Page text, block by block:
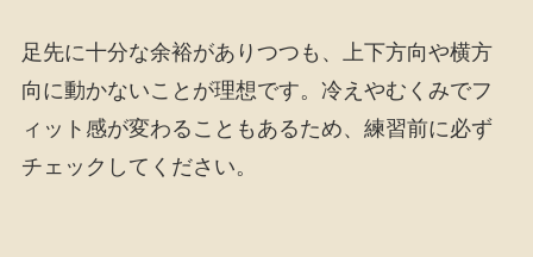
足先に十分な余裕がありつつも、上下方向や横方
向に動かないことが理想です。冷えやむくみでフ
ィット感が変わることもあるため、練習前に必ず
チェックしてください。